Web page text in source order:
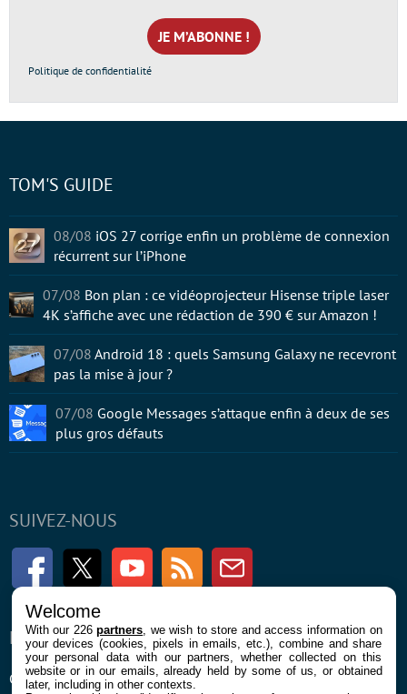
mail
*
Politique de confidentialité
SUIVEZ-NOUS
FacebookTwitter Youtube RSS Newsletter
ENTREPRISE
Confidentialité et Cookies
À PROPOS
Contact
TOM'S GUIDE
08/08 iOS 27 corrige enfin un problème de connexion
récurrent sur l’iPhone
07/08 Bon plan : ce vidéoprojecteur Hisense triple laser
4K s’affiche avec une rédaction de 390 € sur Amazon !
07/08 Android 18 : quels Samsung Galaxy ne recevront
pas la mise à jour ?
07/08 Google Messages s’attaque enfin à deux de ses
plus gros défauts
Welcome
With our 226partners , we wish to store and access information on
your devices (cookies, pixels in emails, etc.), combine and share
your personal data with our partners, whether collected on this
website or in our emails, already held by some of us, or obtained
later, including in other contexts.